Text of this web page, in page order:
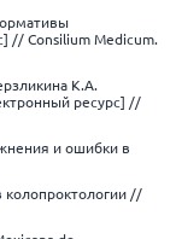
// Consilium Medicum.
К.А.
ресурс] //
и ошибки в
колопроктологии //